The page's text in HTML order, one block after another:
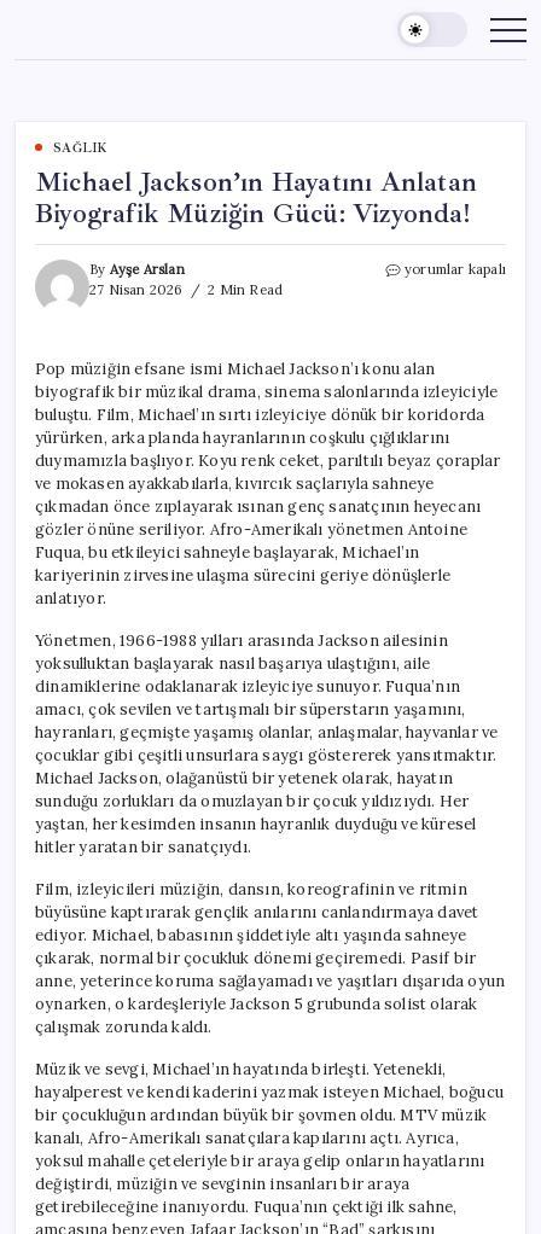
content
SAĞLIK
Michael Jackson’ın Hayatını Anlatan
Biyografik Müziğin Gücü: Vizyonda!
By Ayşe Arslan
27 Nisan 2026
2 Min Read
Michael
Müziğin
Gücü:
Vizyonda!
için
yorumlar kapalı
Pop müziğin efsane ismi Michael Jackson’ı konu alan
biyografik bir müzikal drama, sinema salonlarında izleyiciyle
buluştu. Film, Michael’ın sırtı izleyiciye dönük bir koridorda
yürürken, arka planda hayranlarının coşkulu çığlıklarını
duymamızla başlıyor. Koyu renk ceket, parıltılı beyaz çoraplar
ve mokasen ayakkabılarla, kıvırcık saçlarıyla sahneye
çıkmadan önce zıplayarak ısınan genç sanatçının heyecanı
gözler önüne seriliyor. Afro-Amerikalı yönetmen Antoine
Fuqua, bu etkileyici sahneyle başlayarak, Michael’ın
kariyerinin zirvesine ulaşma sürecini geriye dönüşlerle
anlatıyor.
Yönetmen, 1966-1988 yılları arasında Jackson ailesinin
yoksulluktan başlayarak nasıl başarıya ulaştığını, aile
dinamiklerine odaklanarak izleyiciye sunuyor. Fuqua’nın
amacı, çok sevilen ve tartışmalı bir süperstarın yaşamını,
hayranları, geçmişte yaşamış olanlar, anlaşmalar, hayvanlar ve
çocuklar gibi çeşitli unsurlara saygı göstererek yansıtmaktır.
Michael Jackson, olağanüstü bir yetenek olarak, hayatın
sunduğu zorlukları da omuzlayan bir çocuk yıldızıydı. Her
yaştan, her kesimden insanın hayranlık duyduğu ve küresel
hitler yaratan bir sanatçıydı.
Film, izleyicileri müziğin, dansın, koreografinin ve ritmin
büyüsüne kaptırarak gençlik anılarını canlandırmaya davet
ediyor. Michael, babasının şiddetiyle altı yaşında sahneye
çıkarak, normal bir çocukluk dönemi geçiremedi. Pasif bir
anne, yeterince koruma sağlayamadı ve yaşıtları dışarıda oyun
oynarken, o kardeşleriyle Jackson 5 grubunda solist olarak
çalışmak zorunda kaldı.
Müzik ve sevgi, Michael’ın hayatında birleşti. Yetenekli,
hayalperest ve kendi kaderini yazmak isteyen Michael, boğucu
bir çocukluğun ardından büyük bir şovmen oldu. MTV müzik
kanalı, Afro-Amerikalı sanatçılara kapılarını açtı. Ayrıca,
yoksul mahalle çeteleriyle bir araya gelip onların hayatlarını
değiştirdi, müziğin ve sevginin insanları bir araya
getirebileceğine inanıyordu. Fuqua’nın çektiği ilk sahne,
amcasına benzeyen Jafaar Jackson’ın “Bad” şarkısını